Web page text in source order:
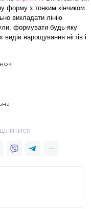
форму з тонким кінчиком.
викладати лінію
формувати будь-яку
нарощування нігтів і